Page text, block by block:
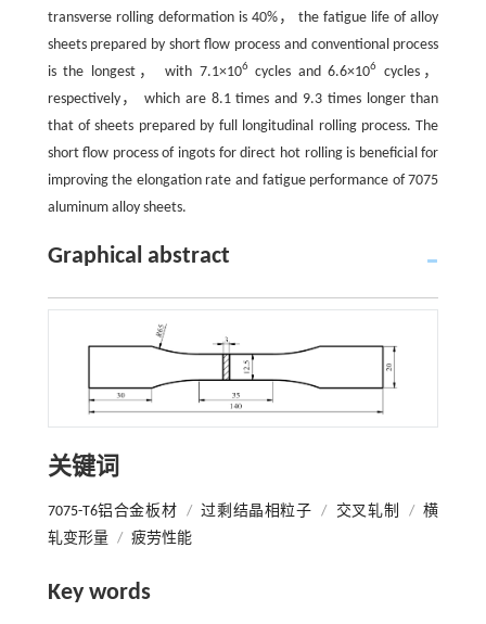
transverse rolling deformation is 40%， the fatigue life of alloy
sheets prepared by short flow process and conventional process
is the longest， with 7.1×106cycles and 6.6×106
cycles，
respectively， which are 8.1 times and 9.3 times longer than
that of sheets prepared by full longitudinal rolling process. The
short flow process of ingots for direct hot rolling is beneficial for
improving the elongation rate and fatigue performance of 7075
aluminum alloy sheets.
Graphical abstract
关键词
7075-T6铝合金板材 / 过剩结晶相粒子 / 交叉轧制 / 横
轧变形量 / 疲劳性能
Key words